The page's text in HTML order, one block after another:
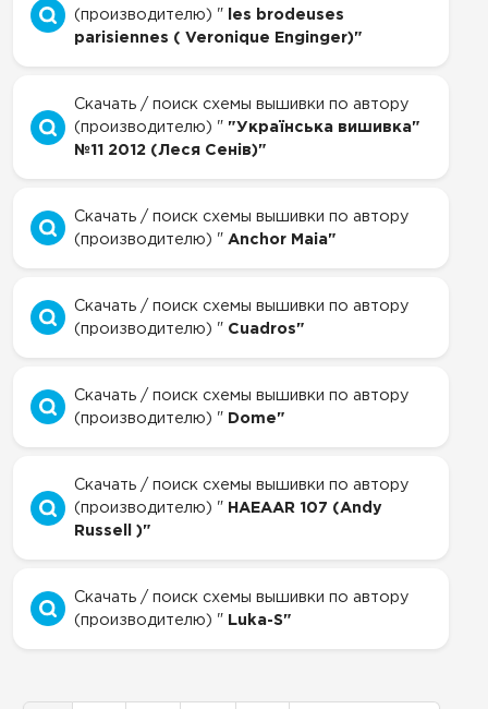
(производителю) " les brodeuses
parisiennes ( Veronique Enginger)"
Скачать / поиск схемы вышивки по автору
(производителю) " "Українська вишивка"
№11 2012 (Леся Сенів)"
Скачать / поиск схемы вышивки по автору
(производителю) " Anchor Maia"
Скачать / поиск схемы вышивки по автору
(производителю) " Cuadros"
Скачать / поиск схемы вышивки по автору
(производителю) " Dome"
Скачать / поиск схемы вышивки по автору
(производителю) " HAEAAR 107 (Andy
Russell )"
Скачать / поиск схемы вышивки по автору
(производителю) " Luka-S"